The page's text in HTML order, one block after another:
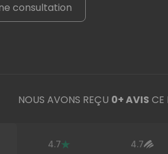
NOUS AVONS REÇU 0+ AVIS CE
4.7 4.7
consultation